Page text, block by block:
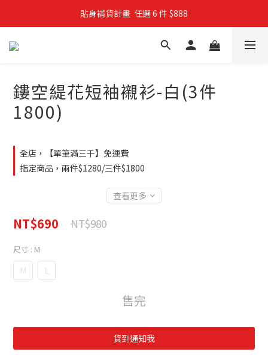
親子穿搭計畫・88 折限定
貼身補貨計畫  任選 6 件 $888
買4件短T送雨傘☂️！【這把傘，大概率不是你在撐☂️】
鏤空緹花短袖襯衫-白(3件
1800)
全店，【單筆滿三千】免運費
指定商品，兩件$1280/三件$1800
查看更多
NT$690 NT$980
尺寸 : M
M L
售完
貨到通知我